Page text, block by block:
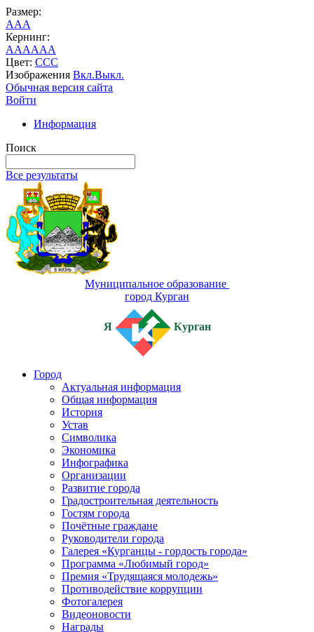
Размер:
AAA
Кернинг:
AAAAAA
Цвет: CCC
Изображения Вкл.Выкл.
Обычная версия сайта
Войти
Информация
Поиск
Все результаты
Муниципальное образование
город Курган
Я Курган
Город
Актуальная информация
Общая информация
История
Устав
Символика
Экономика
Инфографика
Организации
Развитие города
Градостроительная деятельность
Гостям города
Почётные граждане
Руководители города
Галерея «Курганцы - гордость города»
Программа «Любимый город»
Премия «Трудящаяся молодежь»
Противодействие коррупции
Фотогалерея
Видеоновости
Награды